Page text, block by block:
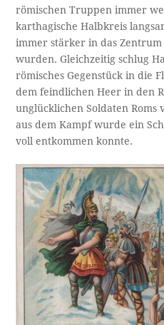
römischen Truppen immer
karthagische Halbkreis
immer stärker in das
wurden. Gleichzeitig schlug
römisches Gegenstück in die
dem feindlichen Heer in den
unglücklichen Soldaten Roms
aus dem Kampf wurde ein
voll entkommen konnte.